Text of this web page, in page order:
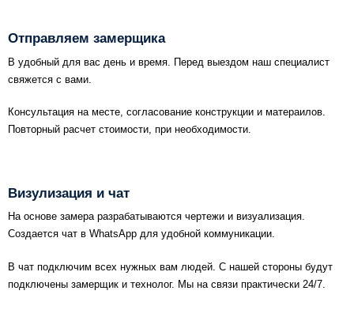
Статьи
Контакты
Отправляем замерщика
В удобный для вас день и время. Перед выездом наш специалист
свяжется с вами.
Консультация на месте, согласование конструкции и матераилов.
Повторный расчет стоимости, при необходимости.
Визулизация и чат
На основе замера разрабатываются чертежи и визуализация.
Создается чат в WhatsApp для удобной коммуникации.
В чат подключим всех нужных вам людей. С нашей стороны будут
подключены замерщик и технолог. Мы на связи практически 24/7.